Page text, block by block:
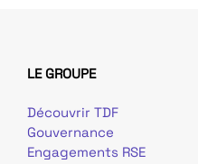
LE GROUPE
Découvrir TDF
Gouvernance
Engagements RSE